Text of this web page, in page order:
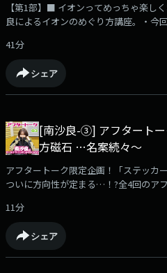
【第1部】■ イオンってめっちゃ楽し
良によるイオンのめぐり方講座。・
～・大傑作「宇宙よりも遠い場所」・
Comi」、「マーガレット」、中学生
に「カゲロウプロジェクト」に出会い
の香水の使い方…南沙良のオタク道【
う」「ロケ現場を必ず晴れさせること
のように「能力」を持つリスナーから
グでは重大発表も！～・～・～・～・
https://radiko.jp/podcast/channels/
式Xアカウント@ann_podcast
41分
シェア
[南沙良-③] アフタートー
方磁石 …名案続々～
アフタートーク限定企画！「ステッカ
ついに方向性が定まる…！?全4回のア
～・～・～・～・～・～・～radikoア
https://radiko.jp/podcast/channels/
式Xアカウント@ann_podcast
11分
シェア